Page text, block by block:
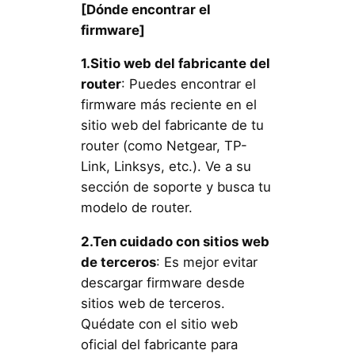
[Dónde encontrar el
firmware]
1.Sitio web del fabricante del
router: Puedes encontrar el
firmware más reciente en el
sitio web del fabricante de tu
router (como Netgear, TP-
Link, Linksys, etc.). Ve a su
sección de soporte y busca tu
modelo de router.
2.Ten cuidado con sitios web
de terceros: Es mejor evitar
descargar firmware desde
sitios web de terceros.
Quédate con el sitio web
oficial del fabricante para